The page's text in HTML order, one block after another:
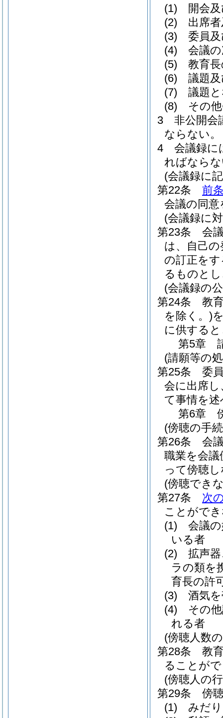
(1)
開会
(2)
出席
(3)
委員
(4)
会議
(5)
教育
(6)
議題
(7)
議題
(8)
その
3
非公開会
ならない。
4
会議録に
ればなら
(会議録に
第22条
前
会議の同
(会議録に
第23条
会
は、自己
の訂正を
るものと
(会議録の
第24条
教
を除く。)
に供する
第5章
(請願等の
第25条
委
会に出席
て事情を
第6章
(傍聴の手
第26条
会
職業を会議
って傍聴
(傍聴でき
第27条
次
ことがで
(1)
会議
いる者
(2)
拡声
ラの類を
育長の許
(3)
酒気
(4)
その
れる者
(傍聴人数
第28条
教
ることが
(傍聴人の
第29条
傍
(1)
みだ